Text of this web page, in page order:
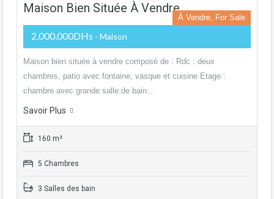
Maison Bien Située À Vendre
À Vendre, For Sale
2,000,000DHs - Maison
Maison bien située à vendre composè de : Rdc : deux
chambres, patio avec fontaine, vasque et cuisine Etage :
chambre avec grande salle de bain…
Savoir Plus
160 m²
5 Chambres
3 Salles des bain